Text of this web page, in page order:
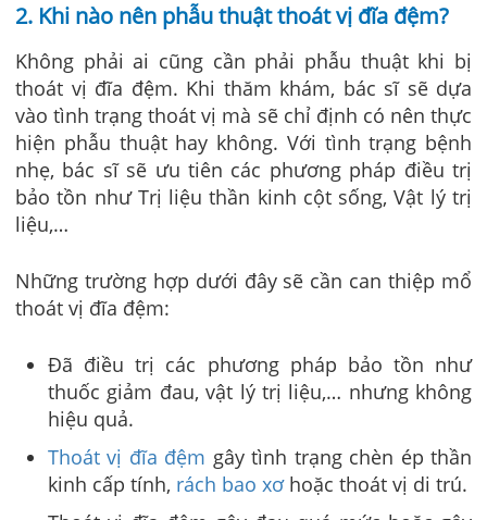
2. Khi nào nên phẫu thuật thoát vị đĩa đệm?
Không phải ai cũng cần phải phẫu thuật khi bị
thoát vị đĩa đệm. Khi thăm khám, bác sĩ sẽ dựa
vào tình trạng thoát vị mà sẽ chỉ định có nên thực
hiện phẫu thuật hay không. Với tình trạng bệnh
nhẹ, bác sĩ sẽ ưu tiên các phương pháp điều trị
bảo tồn như Trị liệu thần kinh cột sống, Vật lý trị
liệu,…
Những trường hợp dưới đây sẽ cần can thiệp mổ
thoát vị đĩa đệm:
Đã điều trị các phương pháp bảo tồn như
thuốc giảm đau, vật lý trị liệu,… nhưng không
hiệu quả.
Thoát vị đĩa đệm gây tình trạng chèn ép thần
kinh cấp tính, rách bao xơhoặc thoát vị di trú.